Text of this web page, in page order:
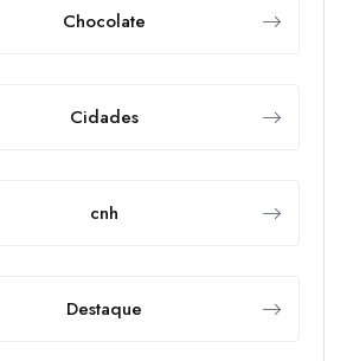
Chocolate
Cidades
cnh
Destaque